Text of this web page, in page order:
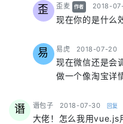
歪 歪麦 says:
作者 2018-
现在你的是什么
易 易虎 says:
2018-07-20
现在微信还是会
做一个像淘宝详
谮 谮包子 says:
2018-07-30 回复
大佬！怎么我用vue.js